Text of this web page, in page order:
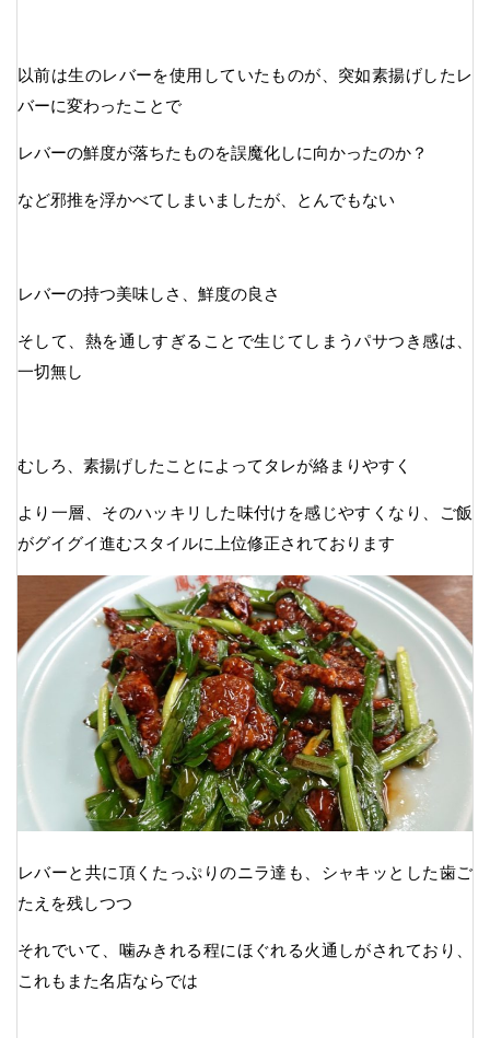
以前は生のレバーを使用していたものが、突如素揚げしたレ
バーに変わったことで
レバーの鮮度が落ちたものを誤魔化しに向かったのか？
など邪推を浮かべてしまいましたが、とんでもない
レバーの持つ美味しさ、鮮度の良さ
そして、熱を通しすぎることで生じてしまうパサつき感は、
一切無し
むしろ、素揚げしたことによってタレが絡まりやすく
より一層、そのハッキリした味付けを感じやすくなり、ご飯
がグイグイ進むスタイルに上位修正されております
レバーと共に頂くたっぷりのニラ達も、シャキッとした歯ご
たえを残しつつ
それでいて、噛みきれる程にほぐれる火通しがされており、
これもまた名店ならでは